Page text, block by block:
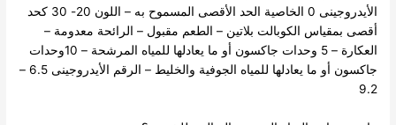
الأيدروجينى 0
الخاصية الحد الأقصى المسموح به
– اللون 20- 30 كحد
أقصى بمقياس الكوبالت بلاتين – الطعم مقبول – الرائحة معدومة –
العكارة – 5 وحدات جاكسون أو ما يعادلها للمياه المرشحة
– 10وحدات
جاكسون أو ما يعادلها للمياه الجوفية والخليط
– الرقم الأيدروجينى 6.5 –
9.2